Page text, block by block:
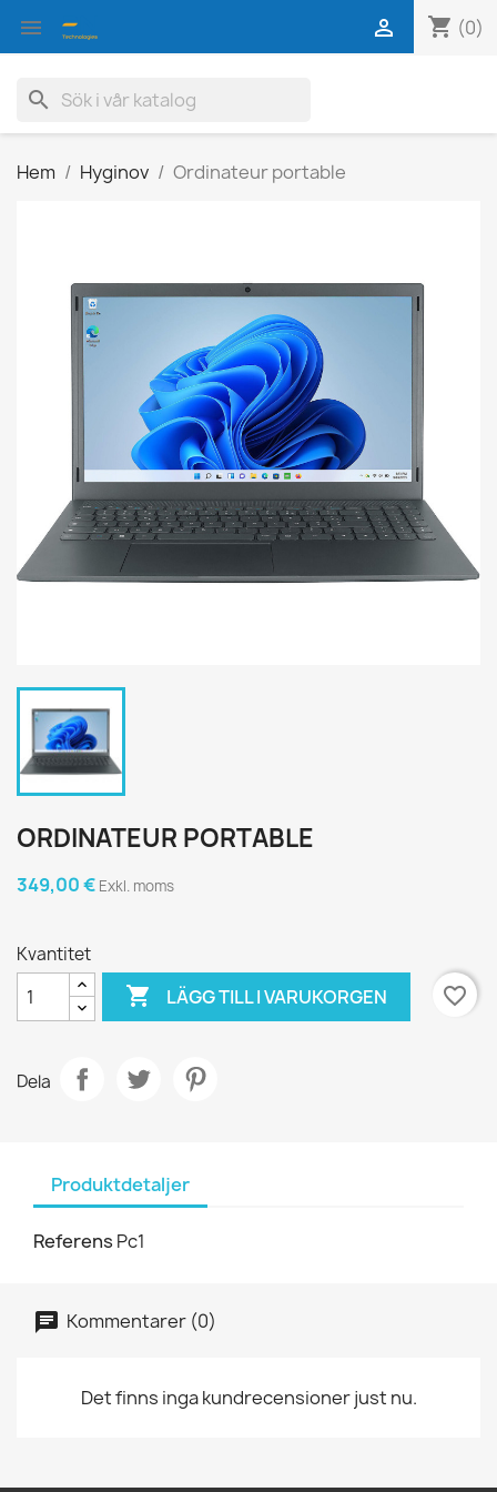
 shopping_cart (0)

search
Hem Hyginov Ordinateur portable
ORDINATEUR PORTABLE
349,00 € Exkl. moms
Kvantitet
 LÄGG TILL I VARUKORGEN favorite_border
Dela
Produktdetaljer
Referens Pc1
Kommentarer (0)
Det finns inga kundrecensioner just nu.